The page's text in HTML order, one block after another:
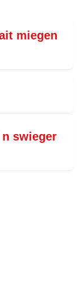
miegen
swieger